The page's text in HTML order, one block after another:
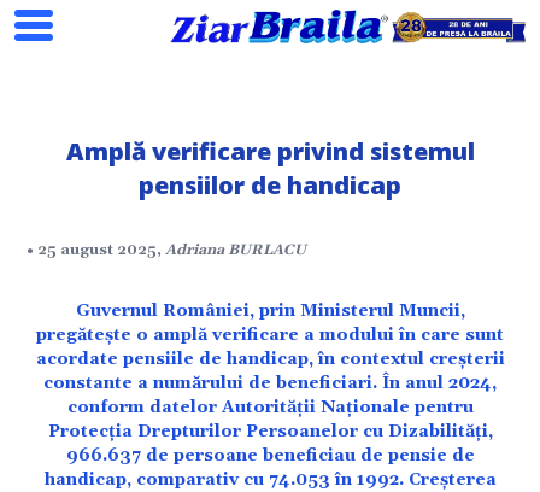
Amplă verificare privind sistemul
pensiilor de handicap
• 25 august 2025,Adriana BURLACU
Guvernul României, prin Ministerul Muncii,
pregătește o amplă verificare a modului în care sunt
acordate pensiile de handicap, în contextul creșterii
constante a numărului de beneficiari. În anul 2024,
conform datelor Autorității Naționale pentru
Protecția Drepturilor Persoanelor cu Dizabilități,
966.637 de persoane beneficiau de pensie de
handicap, comparativ cu 74.053 în 1992. Creșterea